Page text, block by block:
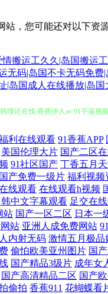
站，您可能还对以下资
情搬运工久久|岛国搬运
无码|岛国不卡无码免费
|岛国成人在线播放|岛国
美在线网址 午夜福利高潮在线
涩涩网 国产福利导视频导航 日
产精品福利区 黑丝熟女影院安装
资源网 肏网站在线 青青草大香
十六区 91最新网站 中文字幕43
利在线观看 91香蕉APP
美国伦理大片 国产二区
91社区国产 丁香五月
国产免费一级片 福利视频
线观看 在线观看h视频
韩中文字幕观看 足交在
站 国产一区二区 日本一
站 亚洲人成免费网站
内射无码 激情五月极品
偷怕欧美亚州图片 国
国产精品3级片 成年女
国产高清精品二区 国产
偷拍 香蕉911 花蝴蝶看